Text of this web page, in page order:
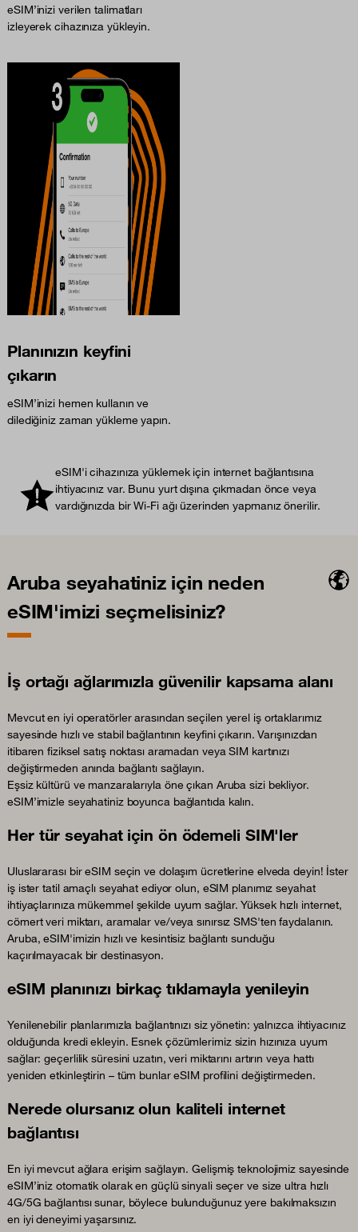
eSIM’inizi verilen talimatları
izleyerek cihazınıza yükleyin.
Planınızın keyfini
çıkarın
eSIM’inizi hemen kullanın ve
dilediğiniz zaman yükleme yapın.
eSIM'i cihazınıza yüklemek için internet bağlantısına
ihtiyacınız var. Bunu yurt dışına çıkmadan önce veya
vardığınızda bir Wi-Fi ağı üzerinden yapmanız önerilir.
Aruba seyahatiniz için neden
eSIM'imizi seçmelisiniz?
İş ortağı ağlarımızla güvenilir kapsama alanı
Mevcut en iyi operatörler arasından seçilen yerel iş ortaklarımız
sayesinde hızlı ve stabil bağlantının keyfini çıkarın. Varışınızdan
itibaren fiziksel satış noktası aramadan veya SIM kartınızı
değiştirmeden anında bağlantı sağlayın.
Eşsiz kültürü ve manzaralarıyla öne çıkan Aruba sizi bekliyor.
eSIM’imizle seyahatiniz boyunca bağlantıda kalın.
Her tür seyahat için ön ödemeli SIM'ler
Uluslararası bir eSIM seçin ve dolaşım ücretlerine elveda deyin! İster
iş ister tatil amaçlı seyahat ediyor olun, eSIM planımız seyahat
ihtiyaçlarınıza mükemmel şekilde uyum sağlar. Yüksek hızlı internet,
cömert veri miktarı, aramalar ve/veya sınırsız SMS'ten faydalanın.
Aruba, eSIM'imizin hızlı ve kesintisiz bağlantı sunduğu
kaçırılmayacak bir destinasyon.
eSIM planınızı birkaç tıklamayla yenileyin
Yenilenebilir planlarımızla bağlantınızı siz yönetin: yalnızca ihtiyacınız
olduğunda kredi ekleyin. Esnek çözümlerimiz sizin hızınıza uyum
sağlar: geçerlilik süresini uzatın, veri miktarını artırın veya hattı
yeniden etkinleştirin – tüm bunlar eSIM profilini değiştirmeden.
Nerede olursanız olun kaliteli internet
bağlantısı
En iyi mevcut ağlara erişim sağlayın. Gelişmiş teknolojimiz sayesinde
eSIM’iniz otomatik olarak en güçlü sinyali seçer ve size ultra hızlı
4G/5G bağlantısı sunar, böylece bulunduğunuz yere bakılmaksızın
en iyi deneyimi yaşarsınız.